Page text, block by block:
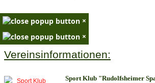
×
×
Vereinsinformationen:
Sport Klub "Rudolfsheimer